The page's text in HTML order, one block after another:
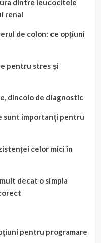
dintre leucocitele
renal
de colon: ce opțiuni
pentru stres și
dincolo de diagnostic
sunt importanți pentru
celor mici în
decat o simpla
pentru programare